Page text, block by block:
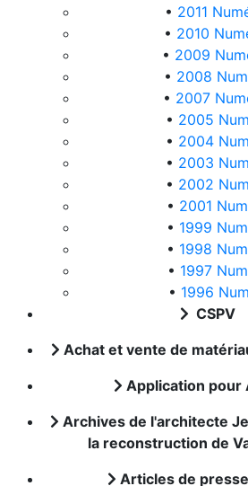
• 2011
• 2010
• 2009
• 2008
• 2007
• 2005
• 2004
• 2003
• 2002
• 2001
• 1999
• 1998
• 1997
• 1996
CSPV
Achat et vente de
Application pour
Archives de l'architecte
la reconstruction de
Articles de